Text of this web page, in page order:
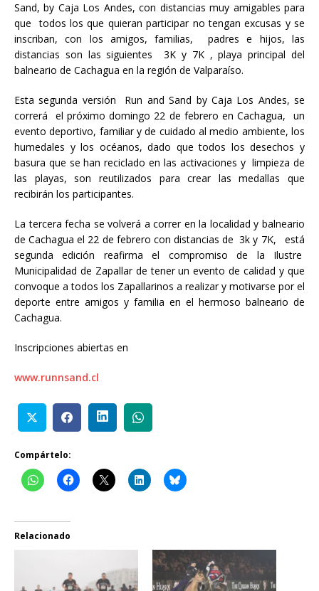
Sand, by Caja Los Andes, con distancias muy amigables para
que todos los que quieran participar no tengan excusas y se
inscriban, con los amigos, familias, padres e hijos, las
distancias son las siguientes 3K y 7K , playa principal del
balneario de Cachagua en la región de Valparaíso.
Esta segunda versión Run and Sand by Caja Los Andes, se
correrá el próximo domingo 22 de febrero en Cachagua, un
evento deportivo, familiar y de cuidado al medio ambiente, los
humedales y los océanos, dado que todos los desechos y
basura que se han reciclado en las activaciones y limpieza de
las playas, son reutilizados para crear las medallas que
recibirán los participantes.
La tercera fecha se volverá a correr en la localidad y balneario
de Cachagua el 22 de febrero con distancias de 3k y 7K, está
segunda edición reafirma el compromiso de la Ilustre
Municipalidad de Zapallar de tener un evento de calidad y que
convoque a todos los Zapallarinos a realizar y motivarse por el
deporte entre amigos y familia en el hermoso balneario de
Cachagua.
Inscripciones abiertas en
www.runnsand.cl
Compártelo:
Relacionado